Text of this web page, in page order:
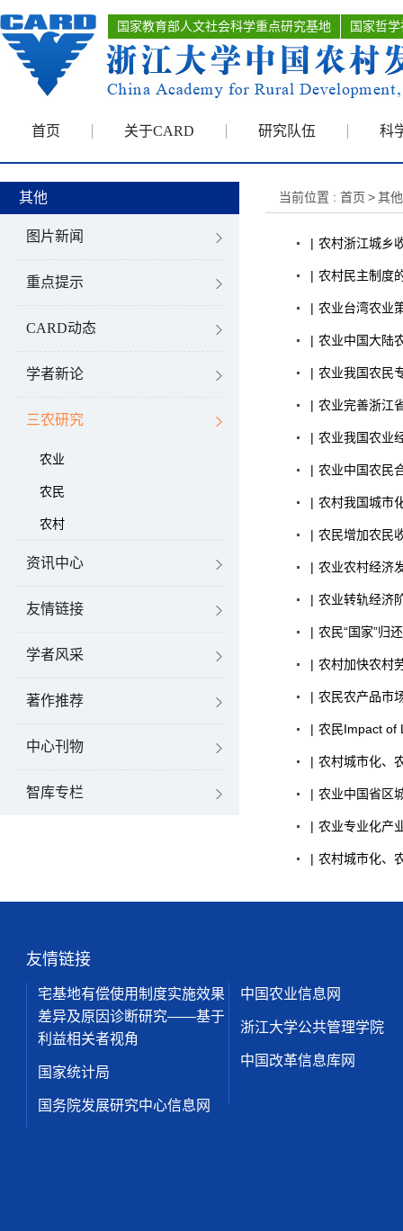
国家教育部人文社会科学重点研究基地 国家哲
首页 关于CARD 研究队伍 科
其他
图片新闻
重点提示
CARD动态
学者新论
三农研究
农业
农民
农村
资讯中心
友情链接
学者风采
著作推荐
中心刊物
智库专栏
当前位置 : 首页 >其他
农村
| 浙江城乡
农村
| 民主制度
农业
| 台湾农业
农业
| 中国大陆
农业
| 我国农民
农业
| 完善浙江
农业
| 我国农业
农业
| 中国农民
农村
| 我国城市
农民
| 增加农民
农业
| 农村经济
农业
| 转轨经济
农民
| “国家”归
农村
| 加快农村
农民
| 农产品市
农民
| Impact of
农村
| 城市化、
农业
| 中国省区
农业
| 专业化产
农村
| 城市化、
友情链接
宅基地有偿使用制度实施效果
差异及原因诊断研究——基于
利益相关者视角
国家统计局
国务院发展研究中心信息网
中国农业信息网
浙江大学公共管理学院
中国改革信息库网